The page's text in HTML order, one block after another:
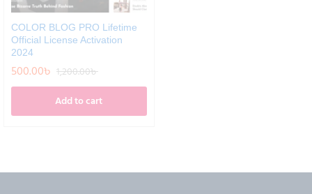
COLOR BLOG PRO Lifetime
Official License Activation
2024
500.00৳ 1,200.00৳
Add to cart